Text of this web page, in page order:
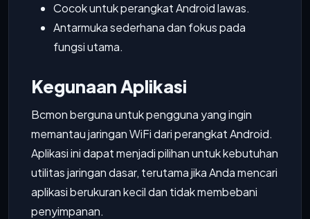
Cocok untuk perangkat Android lawas.
Antarmuka sederhana dan fokus pada
fungsi utama.
Kegunaan Aplikasi
Bcmon berguna untuk pengguna yang ingin
memantau jaringan WiFi dari perangkat Android.
Aplikasi ini dapat menjadi pilihan untuk kebutuhan
utilitas jaringan dasar, terutama jika Anda mencari
aplikasi berukuran kecil dan tidak membebani
penyimpanan.